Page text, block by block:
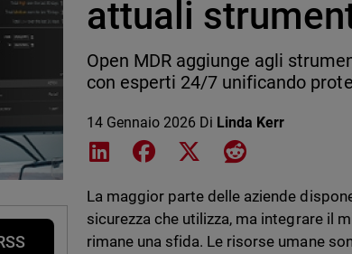
attuali
Open MDR aggiunge agli
con esperti 24/7 unificando
14 Gennaio 2026 Di Linda Kerr
Share on LinkedIn
Share on Facebook
Share on XShare on Reddit
La maggior parte delle aziende
sicurezza che utilizza, ma integrare il
rimane una sfida. Le risorse umane